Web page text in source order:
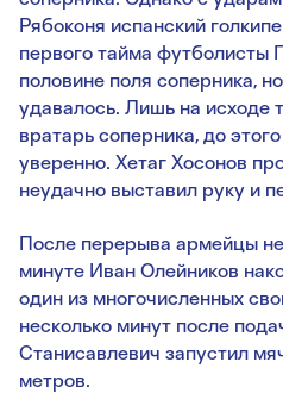
Рябоконя испанский
первого тайма
половине поля соперника,
удавалось. Лишь на исходе
вратарь соперника, до
уверенно. Хетаг Хосонов
неудачно выставил руку и
После перерыва армейцы
минуте Иван Олейников
один из многочисленных
несколько минут после
Станисавлевич запустил
метров.